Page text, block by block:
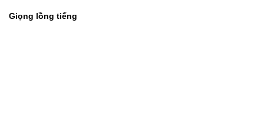
Giọng lồng tiếng